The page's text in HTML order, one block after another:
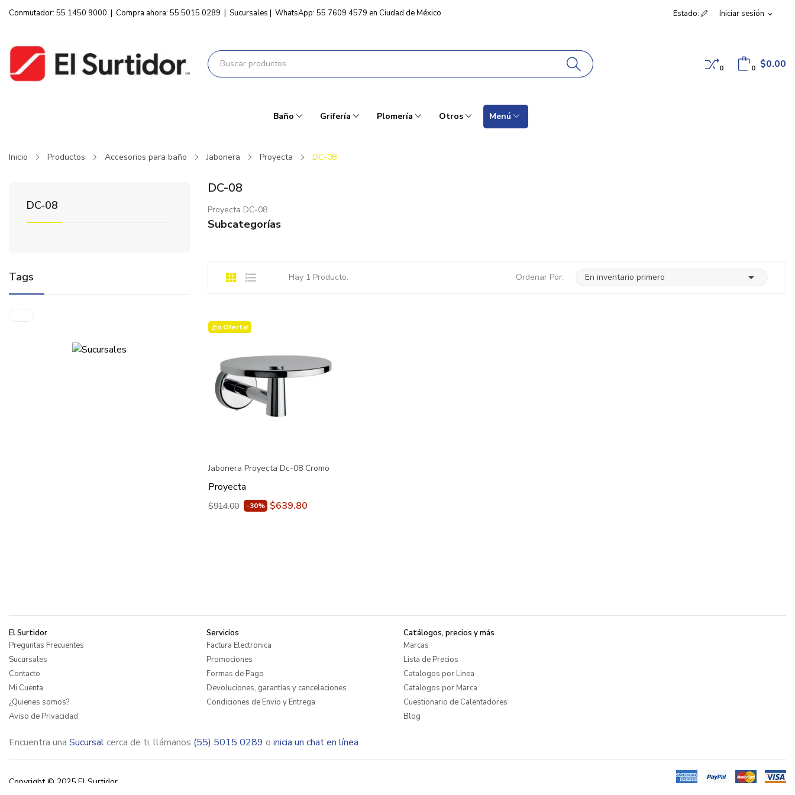
Iniciar sesión expand_more
Conmutador: 55 1450 9000 | Compra ahora: 55 5015 0289 | Sucursales | WhatsApp: 55 7609 4579 en Ciudad de México Estado:
0 $0.00
0
Baño Grifería Plomería Otros Menú
Inicio Productos Accesorios para baño Jabonera Proyecta DC-08
DC-08
Tags
DC-08
Proyecta DC-08
Subcategorías
Hay 1 Producto. Ordenar Por: En inventario primero 
¡En Oferta!
Jabonera Proyecta Dc-08 Cromo
Proyecta
$914.00 -30% $639.80
El Surtidor
Preguntas Frecuentes
Sucursales
Contacto
Mi Cuenta
¿Quienes somos?
Aviso de Privacidad
Servicios
Factura Electronica
Promociones
Formas de Pago
Devoluciones, garantías y cancelaciones
Condiciones de Envio y Entrega
Catálogos, precios y más
Marcas
Lista de Precios
Catalogos por Linea
Catalogos por Marca
Cuestionario de Calentadores
Blog
Encuentra una Sucursalcerca de ti, llámanos (55) 5015 0289 o inicia un chat en línea
Copyright © 2025 El Surtidor